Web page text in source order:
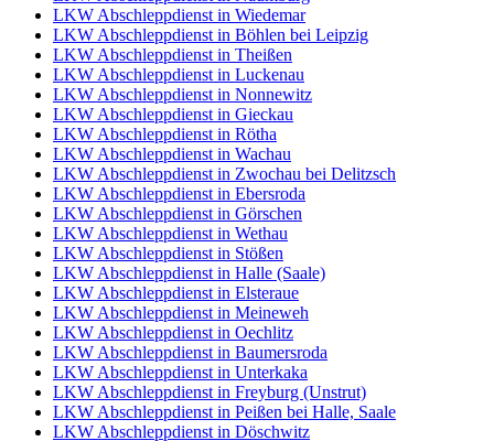
LKW Abschleppdienst in Wiedemar
LKW Abschleppdienst in Böhlen bei Leipzig
LKW Abschleppdienst in Theißen
LKW Abschleppdienst in Luckenau
LKW Abschleppdienst in Nonnewitz
LKW Abschleppdienst in Gieckau
LKW Abschleppdienst in Rötha
LKW Abschleppdienst in Wachau
LKW Abschleppdienst in Zwochau bei Delitzsch
LKW Abschleppdienst in Ebersroda
LKW Abschleppdienst in Görschen
LKW Abschleppdienst in Wethau
LKW Abschleppdienst in Stößen
LKW Abschleppdienst in Halle (Saale)
LKW Abschleppdienst in Elsteraue
LKW Abschleppdienst in Meineweh
LKW Abschleppdienst in Oechlitz
LKW Abschleppdienst in Baumersroda
LKW Abschleppdienst in Unterkaka
LKW Abschleppdienst in Freyburg (Unstrut)
LKW Abschleppdienst in Peißen bei Halle, Saale
LKW Abschleppdienst in Döschwitz